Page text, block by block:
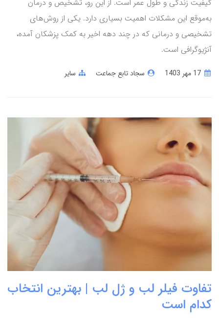
کیفیت زندگی و طول عمر است. از این رو، تشخیص و درمان
به‌موقع این مشکلات اهمیت بسیاری دارد. یکی از روش‌های
تشخیصی و درمانی که در چند دهه اخیر به کمک پزشکان آمده،
آنژیوگرافی است.
سجاد تابع جماعت سایر
تفاوت فیلر لب و ژل لب | بهترین انتخاب
کدام است